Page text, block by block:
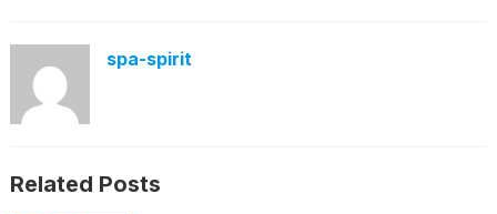
spa-spirit
Related Posts